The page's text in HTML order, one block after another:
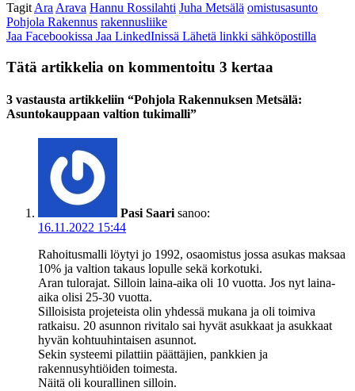
Tagit Ara Arava Hannu Rossilahti Juha Metsälä omistusasunto
Pohjola Rakennus rakennusliike
Jaa Facebookissa Jaa LinkedInissä Lähetä linkki sähköpostilla
Tätä artikkelia on kommentoitu 3 kertaa
3 vastausta artikkeliin “Pohjola Rakennuksen Metsälä:
Asuntokauppaan valtion tukimalli”
Pasi Saari sanoo:
16.11.2022 15:44
Rahoitusmalli löytyi jo 1992, osaomistus jossa asukas maksaa
10% ja valtion takaus lopulle sekä korkotuki.
Aran tulorajat. Silloin laina-aika oli 10 vuotta. Jos nyt laina-
aika olisi 25-30 vuotta.
Silloisista projeteista olin yhdessä mukana ja oli toimiva
ratkaisu. 20 asunnon rivitalo sai hyvät asukkaat ja asukkaat
hyvän kohtuuhintaisen asunnot.
Sekin systeemi pilattiin päättäjien, pankkien ja
rakennusyhtiöiden toimesta.
Näitä oli kourallinen silloin.